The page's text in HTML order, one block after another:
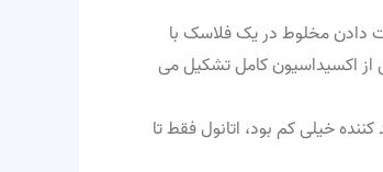
دادن مخلوط در یک فلاسک با
از اکسیداسیون کامل تشکیل می
خیلی کم بود، اتانول فقط تا